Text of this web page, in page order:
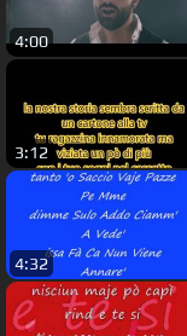
4:00
3:12
4:32